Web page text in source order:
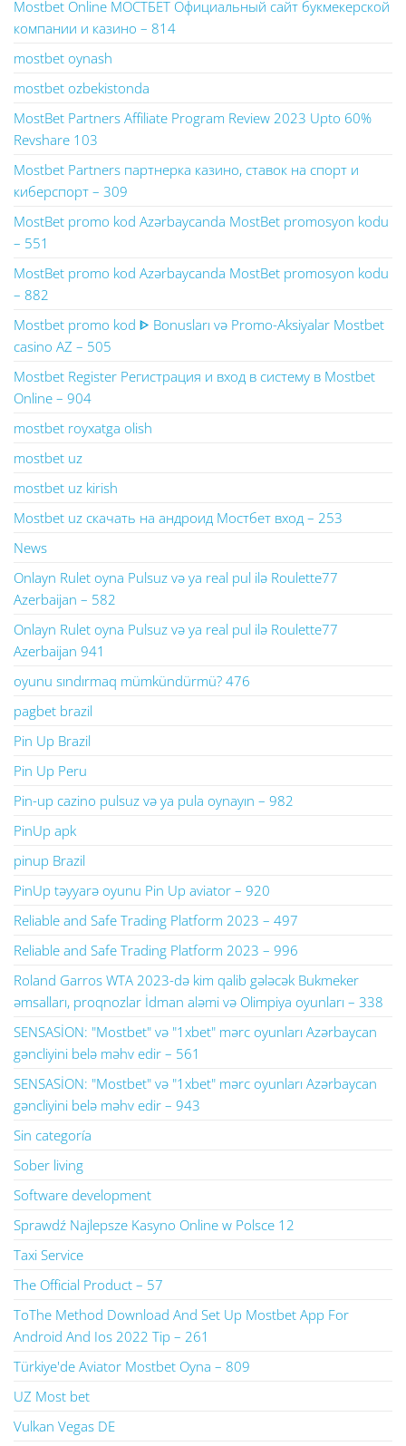
Mostbet Online МОСТБЕТ Официальный сайт букмекерской
компании и казино – 814
mostbet oynash
mostbet ozbekistonda
MostBet Partners Affiliate Program Review 2023 Upto 60%
Revshare 103
Mostbet Partners партнерка казино, ставок на спорт и
киберспорт – 309
MostBet promo kod Azərbaycanda MostBet promosyon kodu
– 551
MostBet promo kod Azərbaycanda MostBet promosyon kodu
– 882
Mostbet promo kod ᐈ Bonusları və Promo-Aksiyalar Mostbet
casino AZ – 505
Mostbet Register Регистрация и вход в систему в Mostbet
Online – 904
mostbet royxatga olish
mostbet uz
mostbet uz kirish
Mostbet uz скачать на андроид Мостбет вход – 253
News
Onlayn Rulet oyna Pulsuz və ya real pul ilə Roulette77
Azerbaijan – 582
Onlayn Rulet oyna Pulsuz və ya real pul ilə Roulette77
Azerbaijan 941
oyunu sındırmaq mümkündürmü? 476
pagbet brazil
Pin Up Brazil
Pin Up Peru
Pin-up cazino pulsuz və ya pula oynayın – 982
PinUp apk
pinup Brazil
PinUp təyyarə oyunu Pin Up aviator – 920
Reliable and Safe Trading Platform 2023 – 497
Reliable and Safe Trading Platform 2023 – 996
Roland Garros WTA 2023-də kim qalib gələcək Bukmeker
əmsalları, proqnozlar İdman aləmi və Olimpiya oyunları – 338
SENSASİON: "Mostbet" və "1xbet" mərc oyunları Azərbaycan
gəncliyini belə məhv edir – 561
SENSASİON: "Mostbet" və "1xbet" mərc oyunları Azərbaycan
gəncliyini belə məhv edir – 943
Sin categoría
Sober living
Software development
Sprawdź Najlepsze Kasyno Online w Polsce 12
Taxi Service
The Official Product – 57
ToThe Method Download And Set Up Mostbet App For
Android And Ios 2022 Tip – 261
Türkiye'de Aviator Mostbet Oyna – 809
UZ Most bet
Vulkan Vegas DE